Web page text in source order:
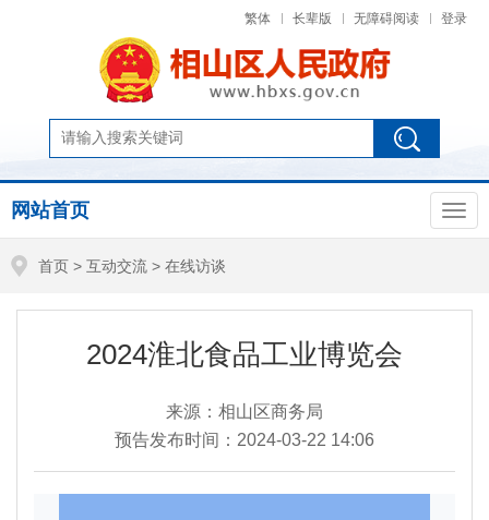
繁体 长辈版 无障碍阅读 登录
网站首页
首页 > 互动交流 > 在线访谈
2024淮北食品工业博览会
来源：相山区商务局
预告发布时间：2024-03-22 14:06